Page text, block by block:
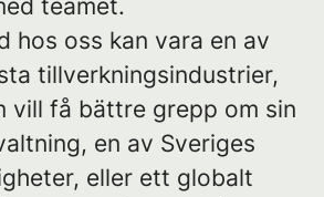
teamet.
hos oss kan vara en av
tillverkningsindustrier,
vill få bättre grepp om sin
en av Sveriges
eller ett globalt